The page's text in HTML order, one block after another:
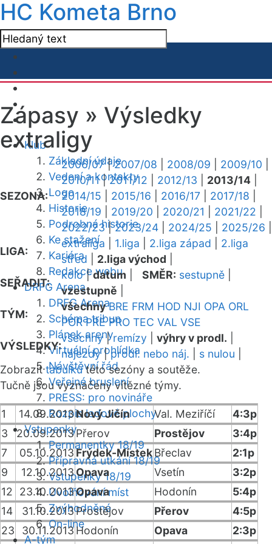
HC Kometa Brno
Klub
Základní údaje
Vedení a kontakty
Logo
Historie
Podrobná historie
Ke stažení
Kariéra
Redakce webu
DRFG Arena
DRFG Arena
Schéma tribun
Plánek areny
Virtuální prohlídka
Návštěvní řád
Veřejné bruslení
PRESS: pro novináře
Rozpis ledové plochy
Vstupenky
Permanentky 18/19
Přípravná utkání 18/19
Vstupenky 18/19
Uvolňování míst
Zvýhodněné
On-line
A-tým
Zápasy » Výsledky
extraligy
SEZONA:
2006/07|2007/08 2008/09 2009/10
2010/11|2011/12 2012/13 2013/14
2014/15
2015/16 2016/17 2017/18
2018/19
2019/20 2020/21 2021/22
2022/23|2023/24 2024/25 2025/26
LIGA:
extraliga 1.liga 2.liga západ
2.liga
střed
2.liga východ
SEŘADIT:
kolo|datum SMĚR: sestupně
vzestupně
TÝM:
všechny BRE FRM HOD NJI OPA ORL
POR PRE PRO TEC VAL VSE
VÝSLEDKY:
všechny|remízy výhry v prodl.
nájezdy|prodl. nebo náj. s nulou
Zobrazittabulkutéto sezóny a soutěže.
Tučně jsou vyznačeny vítězné týmy.
1 14.09.2013Nový Jičín Val. Meziříčí
4:3p
3
20.09.2013Přerov Prostějov
3:4p
7
05.10.2013Frýdek-MístekBřeclav
2:1p
9
12.10.2013Opava Vsetín
3:2p
12
23.10.2013Opava Hodonín
5:4p
14
31.10.2013Prostějov Přerov
4:5p
23
30.11.2013Hodonín Opava
2:3p